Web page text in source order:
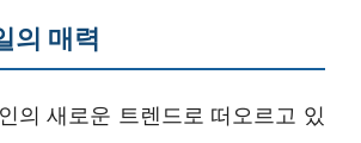
의 매력
의 새로운 트렌드로 떠오르고 있